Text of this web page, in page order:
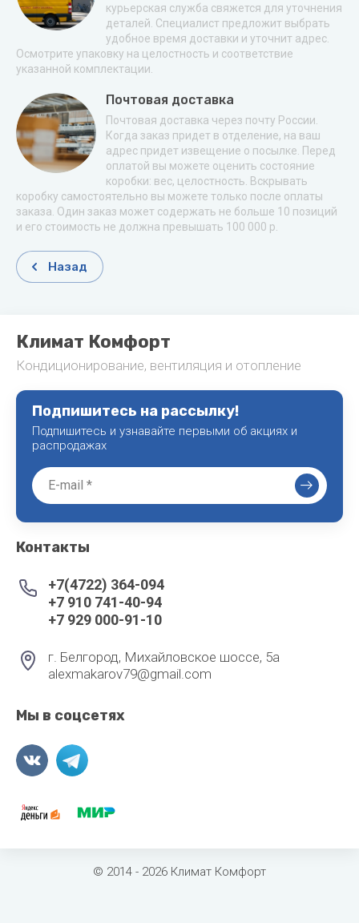
курьерская служба свяжется для уточнения
деталей. Специалист предложит выбрать
удобное время доставки и уточнит адрес.
Осмотрите упаковку на целостность и соответствие
указанной комплектации.
Почтовая доставка
Почтовая доставка через почту России.
Когда заказ придет в отделение, на ваш
адрес придет извещение о посылке. Перед
оплатой вы можете оценить состояние
коробки: вес, целостность. Вскрывать
коробку самостоятельно вы можете только после оплаты
заказа. Один заказ может содержать не больше 10 позиций
и его стоимость не должна превышать 100 000 р.
Назад
Климат Комфорт
Кондиционирование, вентиляция и отопление
Подпишитесь на рассылку!
Подпишитесь и узнавайте первыми об акциях и
распродажах
Контакты
+7(4722) 364-094
+7 910 741-40-94
+7 929 000-91-10
г. Белгород, Михайловское шоссе, 5а
alexmakarov79@gmail.com
Мы в соцсетях
© 2014 - 2026 Климат Комфорт